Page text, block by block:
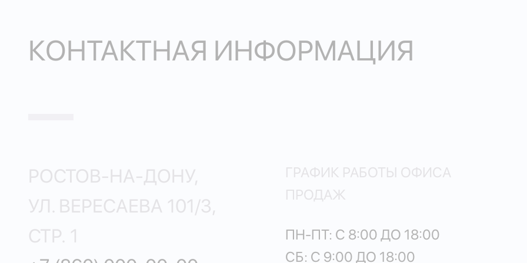
КОНТАКТНАЯ ИНФОРМАЦИЯ
РОСТОВ-НА-ДОНУ,
УЛ. ВЕРЕСАЕВА 101/3,
СТР. 1
ГРАФИК РАБОТЫ ОФИСА
ПРОДАЖ
ПН-ПТ: С 8:00 ДО 18:00
СБ: С 9:00 ДО 18:00